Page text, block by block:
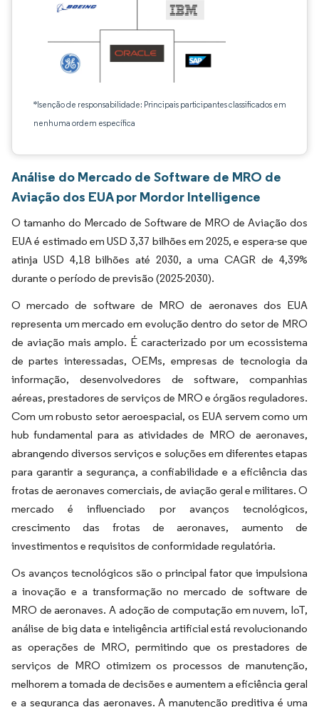
*Isenção de responsabilidade: Principais participantes classificados em
nenhuma ordem específica
Análise do Mercado de Software de MRO de
Aviação dos EUA por Mordor Intelligence
O tamanho do Mercado de Software de MRO de Aviação dos
EUA é estimado em USD 3,37 bilhões em 2025, e espera-se que
atinja USD 4,18 bilhões até 2030, a uma CAGR de 4,39%
durante o período de previsão (2025-2030).
O mercado de software de MRO de aeronaves dos EUA
representa um mercado em evolução dentro do setor de MRO
de aviação mais amplo. É caracterizado por um ecossistema
de partes interessadas, OEMs, empresas de tecnologia da
informação, desenvolvedores de software, companhias
aéreas, prestadores de serviços de MRO e órgãos reguladores.
Com um robusto setor aeroespacial, os EUA servem como um
hub fundamental para as atividades de MRO de aeronaves,
abrangendo diversos serviços e soluções em diferentes etapas
para garantir a segurança, a confiabilidade e a eficiência das
frotas de aeronaves comerciais, de aviação geral e militares. O
mercado é influenciado por avanços tecnológicos,
crescimento das frotas de aeronaves, aumento de
investimentos e requisitos de conformidade regulatória.
Os avanços tecnológicos são o principal fator que impulsiona
a inovação e a transformação no mercado de software de
MRO de aeronaves. A adoção de computação em nuvem, IoT,
análise de big data e inteligência artificial está revolucionando
as operações de MRO, permitindo que os prestadores de
serviços de MRO otimizem os processos de manutenção,
melhorem a tomada de decisões e aumentem a eficiência geral
e a segurança das aeronaves. A manutenção preditiva é uma